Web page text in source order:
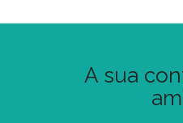
A sua